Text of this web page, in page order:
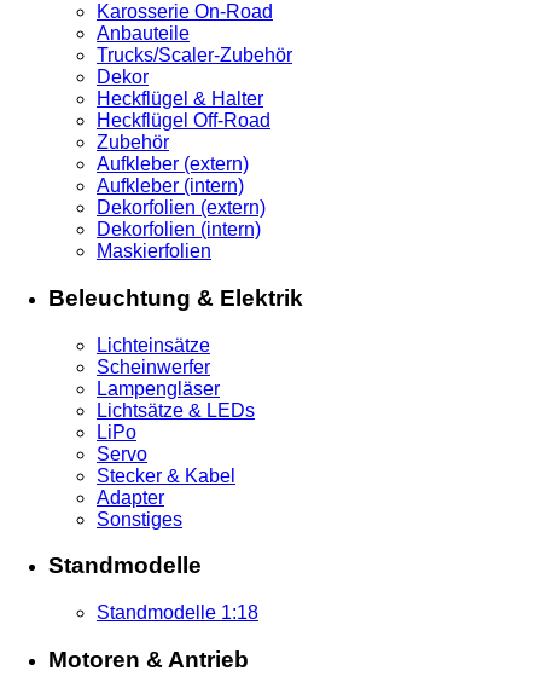
Karosserie On-Road
Anbauteile
Trucks/Scaler-Zubehör
Dekor
Heckflügel & Halter
Heckflügel Off-Road
Zubehör
Aufkleber (extern)
Aufkleber (intern)
Dekorfolien (extern)
Dekorfolien (intern)
Maskierfolien
Beleuchtung & Elektrik
Lichteinsätze
Scheinwerfer
Lampengläser
Lichtsätze & LEDs
LiPo
Servo
Stecker & Kabel
Adapter
Sonstiges
Standmodelle
Standmodelle 1:18
Motoren & Antrieb